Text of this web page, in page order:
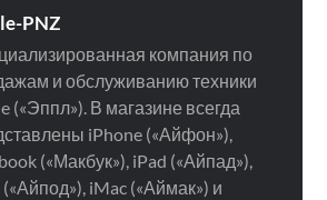
PNZ
компания по
и обслуживанию техники
(«Эппл»). В магазине всегда
iPhone («Айфон»),
(«Макбук»), iPad («Айпад»),
iMac («Аймак») и